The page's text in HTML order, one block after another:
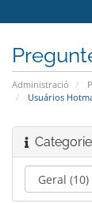
Administració
Usuários